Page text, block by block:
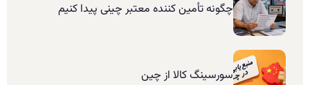
چگونه تأمین کننده معتبر چینی پیدا کنیم
سورسینگ کالا از چین